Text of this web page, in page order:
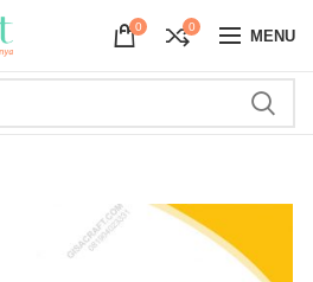
0 0 MENU